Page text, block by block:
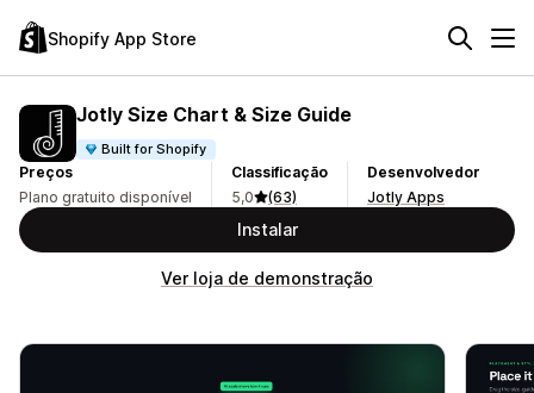
Shopify App Store
Jotly Size Chart & Size Guide
Built for Shopify
Preços
Plano gratuito disponível
Classificação
5,0
(63)
Desenvolvedor
Jotly Apps
Instalar
Ver loja de demonstração